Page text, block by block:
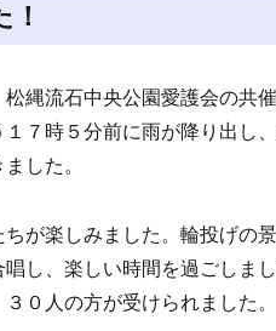
縄流石中央公園愛護会の
７時５分前に雨が降り出し
した。
が楽しみました。輪投げ
し、楽しい時間を過ごし
０人の方が受けられました。